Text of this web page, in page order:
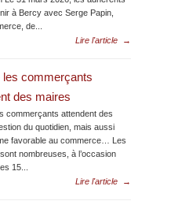
à Bercy avec Serge Papin,
de...
Lire l'article
→
les commerçants
des maires
commerçants attendent des
du quotidien, mais aussi
favorable au commerce… Les
nombreuses, à l’occasion
15...
Lire l'article
→